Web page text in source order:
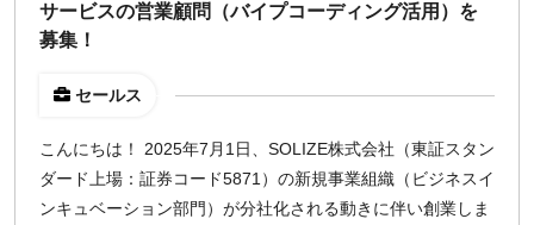
サービスの営業顧問（バイプコーディング活用）を
募集！
セールス
こんにちは！ 2025年7月1日、SOLIZE株式会社（東証スタン
ダード上場：証券コード5871）の新規事業組織（ビジネスイ
ンキュベーション部門）が分社化される動きに伴い創業しま